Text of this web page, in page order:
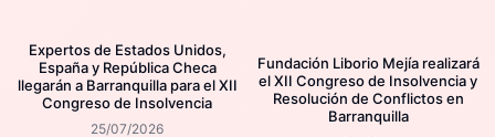
Expertos de Estados Unidos,
España y República Checa
llegarán a Barranquilla para el XII
Congreso de Insolvencia
25/07/2026
Fundación Liborio Mejía realizará
el XII Congreso de Insolvencia y
Resolución de Conflictos en
Barranquilla